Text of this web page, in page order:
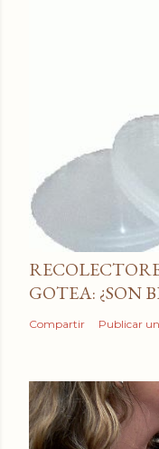
GOTEA: ¿SON
Compartir Publicar